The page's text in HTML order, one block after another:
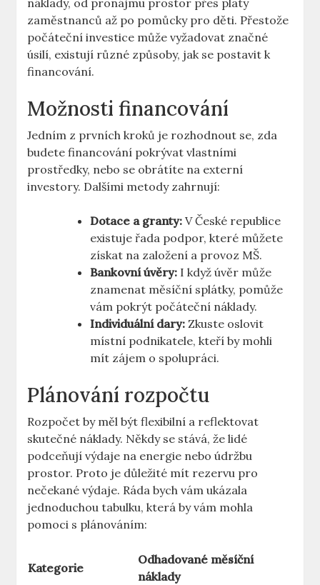
náklady, od pronájmu prostor přes platy
zaměstnanců až po pomůcky pro děti. Přestože
počáteční investice může vyžadovat značné
úsilí, existují různé způsoby, jak se postavit k
financování.
Možnosti financování
Jedním z prvních kroků je rozhodnout se, zda
budete financování pokrývat vlastními
prostředky, nebo se obrátíte na externí
investory. Dalšími metody zahrnují:
Dotace a granty: V České republice
existuje řada podpor, které můžete
získat na založení a provoz MŠ.
Bankovní úvěry: I když úvěr může
znamenat měsíční splátky, pomůže
vám pokrýt počáteční náklady.
Individuální dary: Zkuste oslovit
místní podnikatele, kteří by mohli
mít zájem o spolupráci.
Plánování rozpočtu
Rozpočet by měl být flexibilní a reflektovat
skutečné náklady. Někdy se stává, že lidé
podceňují výdaje na energie nebo údržbu
prostor. Proto je důležité mít rezervu pro
nečekané výdaje. Ráda bych vám ukázala
jednoduchou tabulku, která by vám mohla
pomoci s plánováním:
Kategorie
Odhadované měsíční
náklady